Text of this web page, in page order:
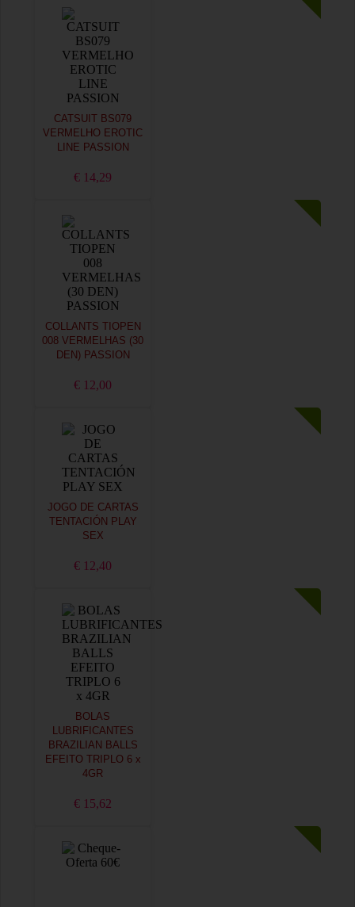
CATSUIT BS079
VERMELHO EROTIC
LINE PASSION
€ 14,29
COLLANTS TIOPEN
008 VERMELHAS (30
DEN) PASSION
€ 12,00
JOGO DE CARTAS
TENTACIÓN PLAY
SEX
€ 12,40
BOLAS
LUBRIFICANTES
BRAZILIAN BALLS
EFEITO TRIPLO 6 x
4GR
€ 15,62